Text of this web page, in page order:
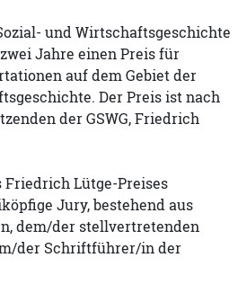
und Wirtschaftsgeschichte
Jahre einen Preis für
auf dem Gebiet der
Der Preis ist nach
der GSWG, Friedrich
Friedrich Lütge-Preises
Jury, bestehend aus
dem/der stellvertretenden
der Schriftführer/in der